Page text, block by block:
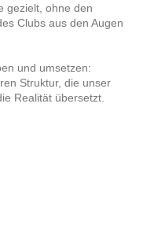
gezielt, ohne den
Clubs aus den Augen
und umsetzen:
Struktur, die unser
Realität übersetzt.